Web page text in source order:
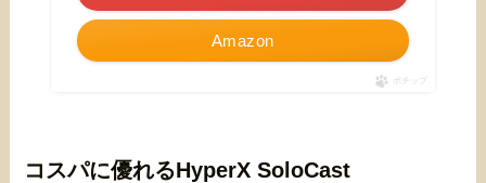
Amazon
ポチップ
コスパに優れるHyperX SoloCast